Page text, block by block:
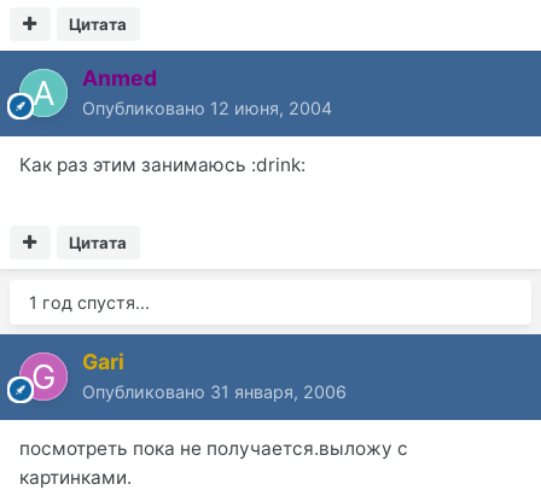
Цитата
Anmed
Опубликовано 12 июня, 2004
Как раз этим занимаюсь :drink:
Цитата
1 год спустя...
Gari
Опубликовано 31 января, 2006
посмотреть пока не получается.выложу с
картинками.